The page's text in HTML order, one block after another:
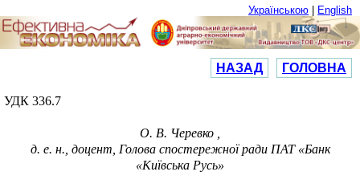
Українською English
НАЗАД ГОЛОВНА
УДК 336.7
О. В. Черевко ,
д. е. н., доцент, Голова спостережної ради ПАТ «Банк
«Київська Русь»